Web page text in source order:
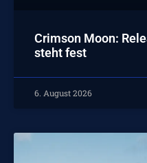
Crimson Moon:
steht fest
6. August 2026